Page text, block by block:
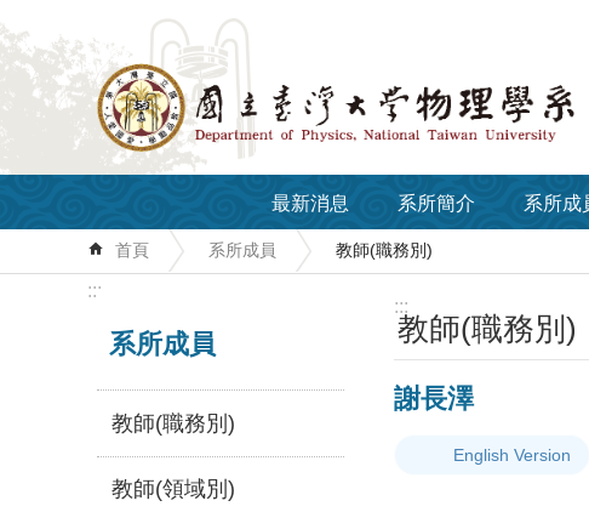
跳到主要內容區塊
最新消息 系所簡介 系所成
首頁 系所成員 教師(職務別)
:::
系所成員
教師(職務別)
教師(領域別)
:::
教師(職務別)
謝長澤
English Version